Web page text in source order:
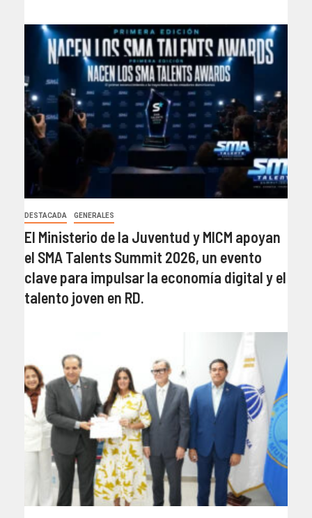
DESTACADA GENERALES
El Ministerio de la Juventud y MICM apoyan
el SMA Talents Summit 2026, un evento
clave para impulsar la economía digital y el
talento joven en RD.